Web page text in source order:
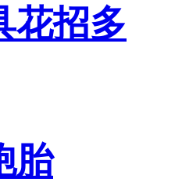
花招多
胎